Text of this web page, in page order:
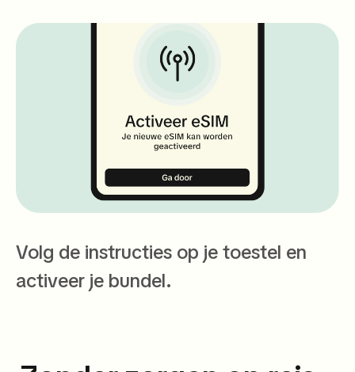
Volg de instructies op je toestel en
activeer je bundel.